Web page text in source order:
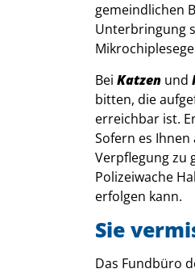
gemeindlichen
Unterbringung
Bei Katzen und
bitten, die
erreichbar ist.
Sofern es
Verpflegung zu
Polizeiwache
erfolgen kann.
Sie
Das Fundbüro